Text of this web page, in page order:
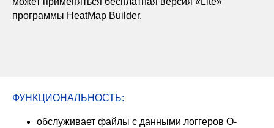
программы HeatMap Builder.
ФУНКЦИОНАЛЬНОСТЬ:
обслуживает файлы с данными логгеров О-